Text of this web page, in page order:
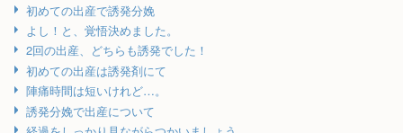
初めての出産で誘発分娩
よし！と、覚悟決めました。
2回の出産、どちらも誘発でした！
初めての出産は誘発剤にて
陣痛時間は短いけれど…。
誘発分娩で出産について